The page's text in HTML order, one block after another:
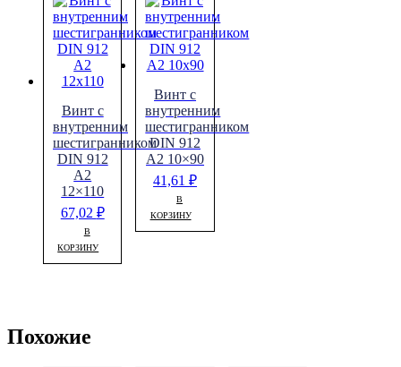
Винт с
внутренним
шестигранником
DIN 912
A2
12×110
67,02 ₽
В
КОРЗИНУ
Винт с
внутренним
шестигранником
DIN 912
A2 10×90
41,61₽
В
КОРЗИНУ
Похожие